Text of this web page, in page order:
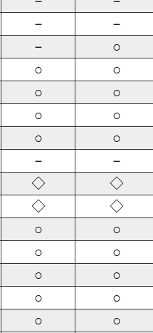
－ －
－ ○
○ ○
○ ○
○ ○
○ ○
－ －
◇ ◇
◇ ◇
○ ○
○ ○
○ ○
○ ○
○ ○